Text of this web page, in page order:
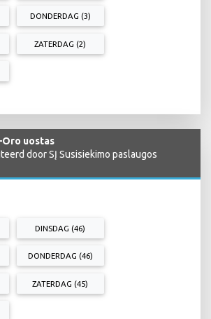
DONDERDAG (3)
ZATERDAG (2)
uostas
door SĮ Susisiekimo paslaugos
DINSDAG (46)
DONDERDAG (46)
ZATERDAG (45)